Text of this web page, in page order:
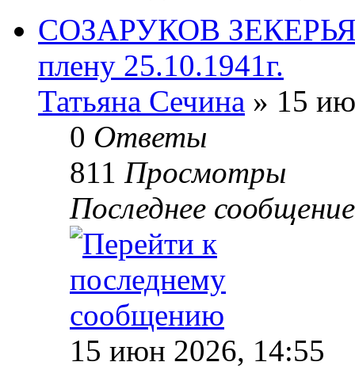
СОЗАРУКОВ
плену 25.10.1941г.
Татьяна Сечина » 15
0 Ответы
811 Просмотры
Последнее
15 июн 2026, 14:55